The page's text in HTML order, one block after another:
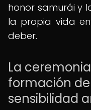
honor samurái y
la propia vida
deber.
La
formación
sensibilidad